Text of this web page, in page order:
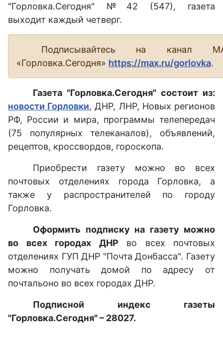
"Горловка.Сегодня" №42 (547), газета
выходит каждый четверг.
Подписывайтесь на канал
«Горловка.Сегодня» https://max.ru/gorlovka.
Газета "Горловка.Сегодня" состоит из:
новости Горловки, ДНР, ЛНР, Новых регионов
РФ, России и мира, программы телепередач
(75 популярных телеканалов), объявлений,
рецептов, кроссвордов, гороскопа.
Приобрести газету можно во всех
почтовых отделениях города Горловка, а
также у распространителей по городу
Горловка.
Оформить подписку на газету можно
во всех городах ДНР во всех почтовых
отделениях ГУП ДНР "Почта Донбасса". Газету
можно получать домой по адресу от
почтальоно во всех городах ДНР.
Подписной индекс газеты
"Горловка.Сегодня" – 28027.